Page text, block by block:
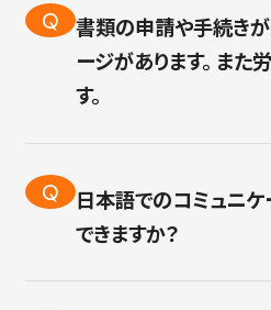
業様から多数お問い
ます。
弊社が持っているノウ
ご面談から内定までし
制を構築しております
Q
書類の申請や手続き
ージがあります。 ま
す。
A
採用活動のサポートは
ご用意や手続きのサポ
不安な場合や外部へ一
Q
日本語でのコミュニケ
できますか？
A
日本語能力試験でN2